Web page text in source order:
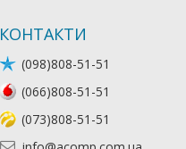
КОНТАКТИ
(098)808-51-51
(066)808-51-51
(073)808-51-51